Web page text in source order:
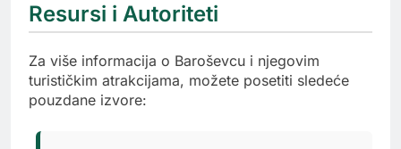
Resursi i Autoriteti
Za više informacija o Baroševcu i njegovim
turističkim atrakcijama, možete posetiti sledeće
pouzdane izvore: